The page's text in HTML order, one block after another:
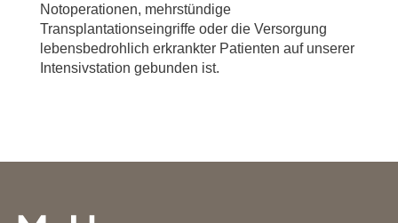
Notoperationen, mehrstündige
Transplantationseingriffe oder die Versorgung
lebensbedrohlich erkrankter Patienten auf unserer
Intensivstation gebunden ist.